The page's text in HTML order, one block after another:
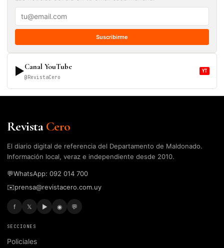
Suscribirme
▶Canal YouTube
@RevistaCero
YT
RevistaCero
El diario digital de referencia del Departamento de Maldonado.
Información local, veraz e independiente desde 2010.
💬WhatsApp: 092 014 700
✉️prensa@revistacero.com.uy
f 𝕏 ▶ ◉ 💬
SECCIONES
Policiales